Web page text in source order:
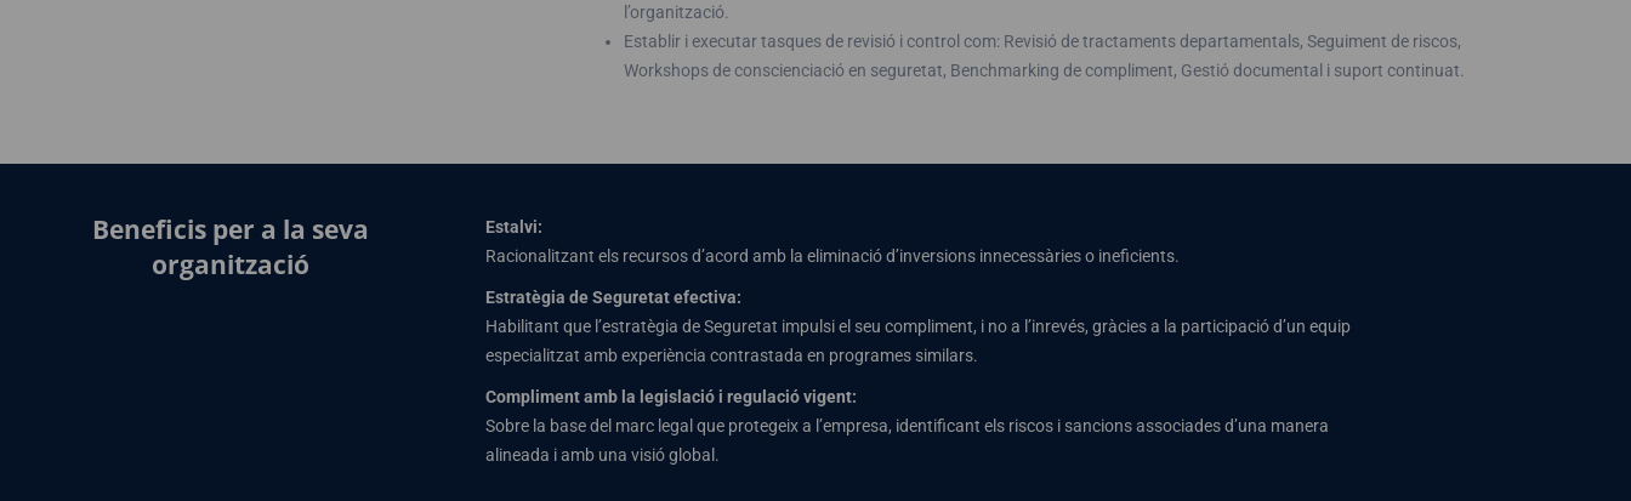
l’organització.
Establir i executar tasques de revisió i control com: Revisió de tractaments departamentals, Seguiment de riscos,
Workshops de conscienciació en seguretat, Benchmarking de compliment, Gestió documental i suport continuat.
Beneficis per a la seva
organització
Estalvi:
Racionalitzant els recursos d’acord amb la eliminació d’inversions innecessàries o ineficients.
Estratègia de Seguretat efectiva:
Habilitant que l’estratègia de Seguretat impulsi el seu compliment, i no a l’inrevés, gràcies a la participació d’un equip
especialitzat amb experiència contrastada en programes similars.
Compliment amb la legislació i regulació vigent:
Sobre la base del marc legal que protegeix a l’empresa, identificant els riscos i sancions associades d’una manera
alineada i amb una visió global.